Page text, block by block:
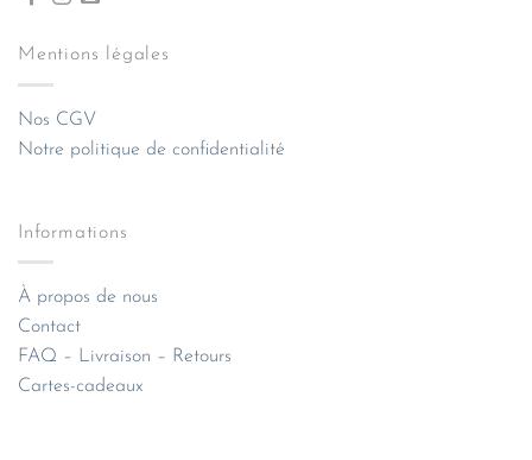
Mentions légales
Nos CGV
Notre politique de confidentialité
Informations
À propos de nous
Contact
FAQ – Livraison – Retours
Cartes-cadeaux